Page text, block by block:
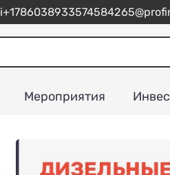
Мероприятия